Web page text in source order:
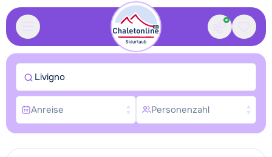
Kontakt
Livigno
Anreise Personenzahl